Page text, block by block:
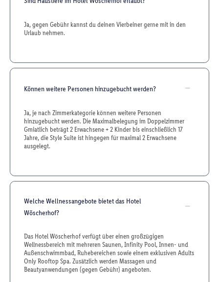
Ja, gegen Gebühr kannst du deinen Vierbeiner gerne mit in den
Urlaub nehmen.
Können weitere Personen hinzugebucht werden?
Ja, je nach Zimmerkategorie können weitere Personen
hinzugebucht werden. Die Maximalbelegung im Doppelzimmer
Gmiatlich beträgt 2 Erwachsene + 2 Kinder bis einschließlich 17
Jahre, die Style Suite ist hingegen für maximal 2 Erwachsene
ausgelegt.
Welche Wellnessangebote bietet das Hotel
Wöscherhof?
Das Hotel Wöscherhof verfügt über einen großzügigen
Wellnessbereich mit mehreren Saunen, Infinity Pool, Innen- und
Außenschwimmbad, Ruhebereichen sowie einem exklusiven Adults
Only Rooftop Spa. Zusätzlich werden Massagen und
Beautyanwendungen (gegen Gebühr) angeboten.